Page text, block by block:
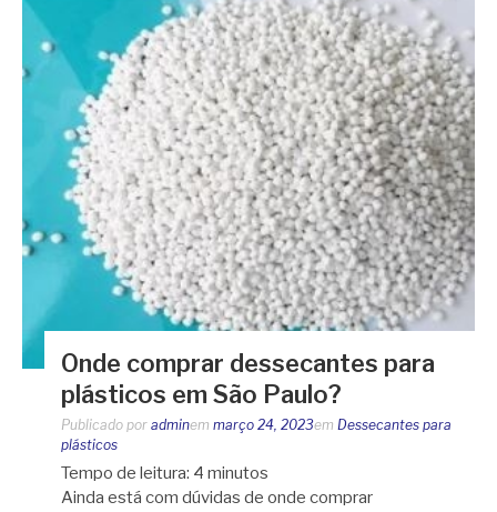
Onde comprar dessecantes para
plásticos em São Paulo?
Publicado por adminem março 24, 2023em Dessecantes para
plásticos
Tempo de leitura: 4 minutos
Ainda está com dúvidas de onde comprar